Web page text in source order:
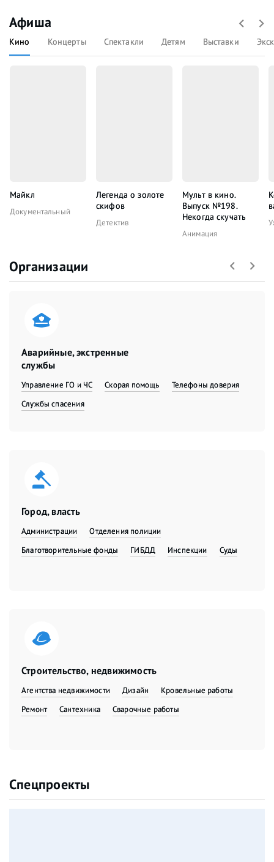
Афиша
Кино Концерты Спектакли Детям Выставки
Майкл
Документальный
Легенда о золоте
скифов
Детектив
Мульт в кино.
Выпуск №198.
Некогда скучать
Анимация
Организации
Аварийные, экстренные
службы
Управление ГО и ЧС Скорая помощь
Телефоны доверия
Службы спасения
Город, власть
Администрации
Отделения полиции
Благотворительные фонды
ГИБДД Инспекции Суды
Строительство, недвижимость
Агентства недвижимости Дизайн
Кровельные работы
Ремонт
Сантехника Сварочные работы
Спецпроекты